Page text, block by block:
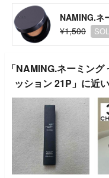
¥1,500
「NAMING.ネーミン
ッション 21P」に近